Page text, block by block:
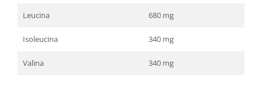
Leucina 680 mg
Isoleucina 340 mg
Valina 340 mg